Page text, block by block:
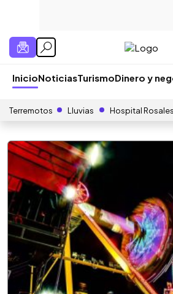
InicioNoticiasTurismoDinero y
Terremotos Lluvias Hospital Rosales